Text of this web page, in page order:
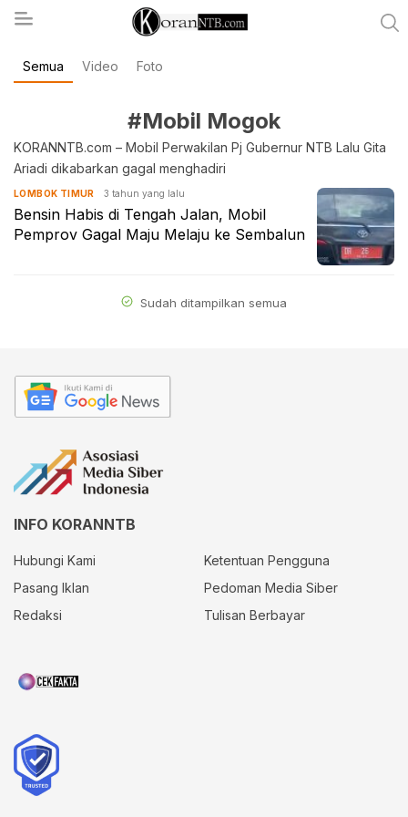
koranntb.com
Semua Video Foto
#Mobil Mogok
KORANNTB.com – Mobil Perwakilan Pj Gubernur NTB Lalu Gita
Ariadi dikabarkan gagal menghadiri
LOMBOK TIMUR 3 tahun yang lalu
Bensin Habis di Tengah Jalan, Mobil
Pemprov Gagal Maju Melaju ke Sembalun
Sudah ditampilkan semua
INFO KORANNTB
Hubungi Kami
Ketentuan Pengguna
Pasang Iklan
Pedoman Media Siber
Redaksi
Tulisan Berbayar